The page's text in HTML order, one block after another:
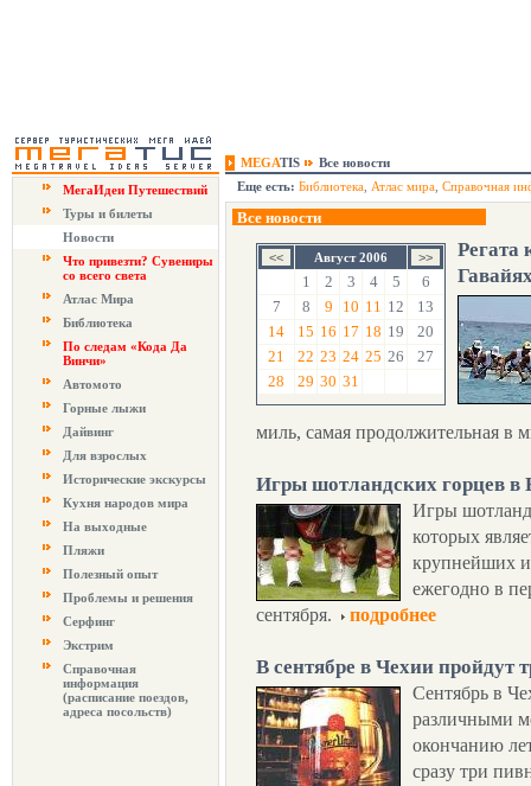
MEGATIS
Все новости
МегаИдеи Путешествий
Туры и билеты
Новости
Что привезти? Сувениры
со всего света
Атлас Мира
Библиотека
По следам «Кода Да
Винчи»
Автомото
Горные лыжи
Дайвинг
Для взрослых
Исторические экскурсы
Кухня народов мира
На выходные
Пляжи
Полезный опыт
Проблемы и решения
Серфинг
Экстрим
Справочная
информация
(расписание поездов,
адреса посольств)
Еще есть: Библиотека Атлас мира Справочная
Все новости
Август 2006
1 2 3 4 5
6
7
8 9 10 11 12
13
14
15 16 17 18 19
20
21
22 23 24 25 26
27
28
29 30 31
Регата
миль, самая продолжительная в
Игры шотландских горцев в
Игры
которых
крупнейших
ежегодно в
сентября.
подробнее
В сентябре в Чехии пройдут
Сентябрь в
различными
окончанию
сразу три